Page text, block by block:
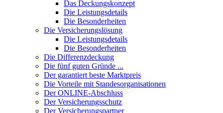
Das Deckungskonzept
Die Leistungsdetails
Die Besonderheiten
Die Versicherungslösung
Die Leistungsdetails
Die Besonderheiten
Die Differenzdeckung
Die fünf guten Gründe ...
Der garantiert beste Marktpreis
Die Vorteile mit Standesorganisationen
Der ONLINE-Abschluss
Der Versicherungsschutz
Der Versicherungspartner